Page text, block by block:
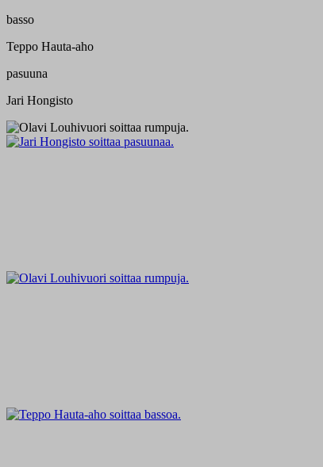
basso
Teppo Hauta-aho
pasuuna
Jari Hongisto